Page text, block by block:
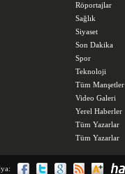
Röportajlar
Sağlık
Siyaset
Son Dakika
Spor
Teknoloji
Tüm Manşetler
Video Galeri
Yerel Haberler
Tüm Yazarlar
Tüm Yazarlar